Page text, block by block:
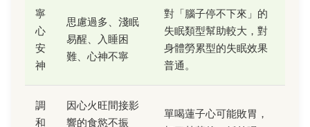
寧
心
安
神
思慮過多、淺眠
易醒、入睡困
難、心神不寧
對「腦子停不下來」的
失眠類型幫助較大，對
身體勞累型的失眠效果
普通。
調
和
因心火旺間接影
響的食慾不振
單喝蓮子心可能敗胃，